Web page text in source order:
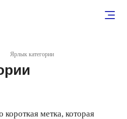
Ярлык категории
короткая метка, которая